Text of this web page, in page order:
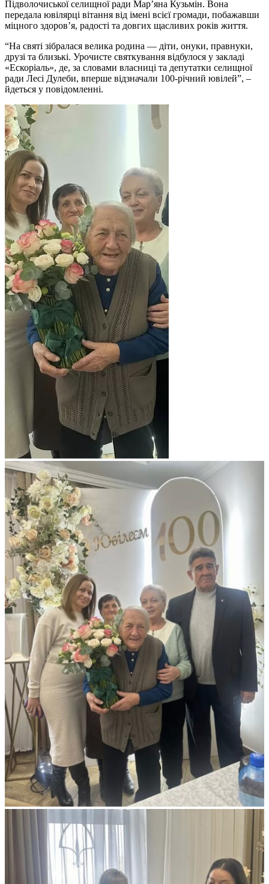
Підволочиської селищної ради Мар’яна Кузьмін. Вона
передала ювілярці вітання від імені всієї громади, побажавши
міцного здоров’я, радості та довгих щасливих років життя.
“На святі зібралася велика родина — діти, онуки, правнуки,
друзі та близькі. Урочисте святкування відбулося у закладі
«Ескоріаль», де, за словами власниці та депутатки селищної
ради Лесі Дулеби, вперше відзначали 100-річний ювілей”, –
йдеться у повідомленні.